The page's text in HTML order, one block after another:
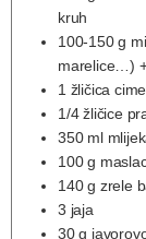
kruh
100-150 g
marelice…)
1 žličica
1/4 žličice
350 ml
100 g
140 g zrele
3 jaja
30 g